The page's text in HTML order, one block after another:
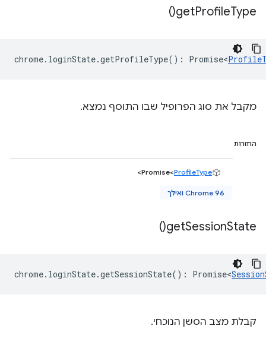
getProfileType(
)
chrome. loginState.getProfileType() : Promise<
מקבל את סוג הפרופיל שבו התוסף נמצא.
החזרות
Promise<ProfileType
>
Chrome 96 ואילך
getSessionState(
)
chrome. loginState.getSessionState() : Promise<
קבלת מצב הסשן הנוכחי.